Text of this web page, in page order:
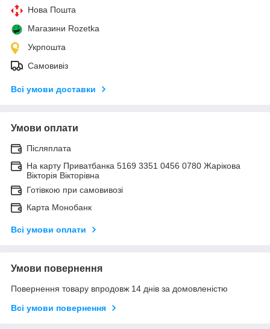
Нова Пошта
Магазини Rozetka
Укрпошта
Самовивіз
Всі умови доставки
Умови оплати
Післяплата
На карту Приватбанка 5169 3351 0456 0780 Жарікова
Вікторія Вікторівна
Готівкою при самовивозі
Карта Монобанк
Всі умови оплати
Умови повернення
Повернення товару впродовж 14 днів за домовленістю
Всі умови повернення